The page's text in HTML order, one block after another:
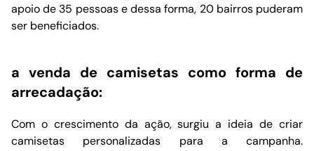
apoio de 35 pessoas e dessa forma, 20 bairros puderam
ser beneficiados.
a venda de camisetas como forma de
arrecadação:
Com o crescimento da ação, surgiu a ideia de criar
camisetas personalizadas para a campanha.